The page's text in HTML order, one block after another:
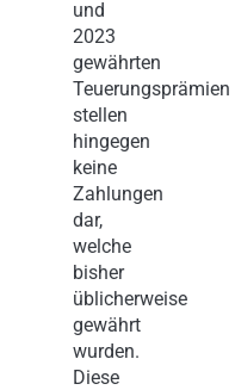
und
2023
gewährten
Teuerungsprämien
stellen
hingegen
keine
Zahlungen
dar,
welche
bisher
üblicherweise
gewährt
wurden.
Diese